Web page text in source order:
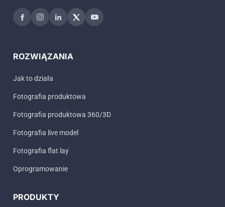
ROZWIĄZANIA
Jak to działa
Fotografia produktowa
Fotografia produktowa 360/3D
Fotografia live model
Fotografia flat lay
Oprogramowanie
PRODUKTY